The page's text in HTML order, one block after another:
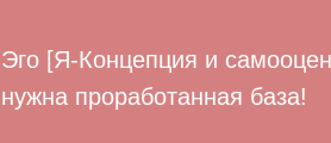
Эго [Я-Концепция и
нужна проработанная база!